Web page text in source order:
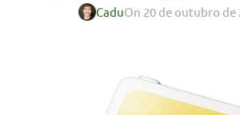
CaduOn 20 de outubro de